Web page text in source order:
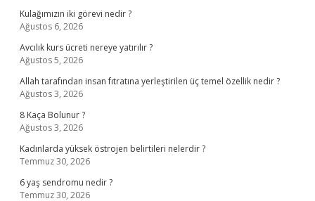
Kulağımızın iki görevi nedir ?
Ağustos 6, 2026
Avcılık kurs ücreti nereye yatırılır ?
Ağustos 5, 2026
Allah tarafından insan fıtratına yerleştirilen üç temel özellik nedir ?
Ağustos 3, 2026
8 Kaça Bolunur ?
Ağustos 3, 2026
Kadınlarda yüksek östrojen belirtileri nelerdir ?
Temmuz 30, 2026
6 yaş sendromu nedir ?
Temmuz 30, 2026